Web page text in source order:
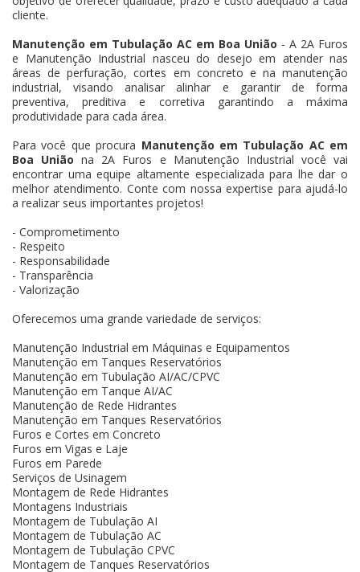
cliente.
Manutenção em Tubulação AC em Boa União - A 2A Furos
e Manutenção Industrial nasceu do desejo em atender nas
áreas de perfuração, cortes em concreto e na manutenção
industrial, visando analisar alinhar e garantir de forma
preventiva, preditiva e corretiva garantindo a máxima
produtividade para cada área.
Para você que procura Manutenção em Tubulação AC em
Boa União na 2A Furos e Manutenção Industrial você vai
encontrar uma equipe altamente especializada para lhe dar o
melhor atendimento. Conte com nossa expertise para ajudá-lo
a realizar seus importantes projetos!
- Comprometimento
- Respeito
- Responsabilidade
- Transparência
- Valorização
Oferecemos uma grande variedade de serviços:
Manutenção Industrial em Máquinas e Equipamentos
Manutenção em Tanques Reservatórios
Manutenção em Tubulação AI/AC/CPVC
Manutenção em Tanque AI/AC
Manutenção de Rede Hidrantes
Manutenção em Tanques Reservatórios
Furos e Cortes em Concreto
Furos em Vigas e Laje
Furos em Parede
Serviços de Usinagem
Montagem de Rede Hidrantes
Montagens Industriais
Montagem de Tubulação AI
Montagem de Tubulação AC
Montagem de Tubulação CPVC
Montagem de Tanques Reservatórios